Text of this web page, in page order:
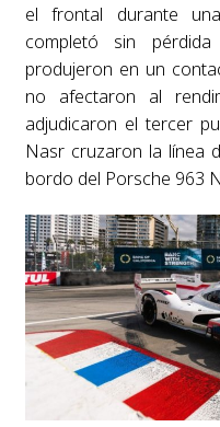
el frontal durante
completó sin
produjeron en un
no afectaron al
adjudicaron el tercer
Nasr cruzaron la línea
bordo del Porsche 963